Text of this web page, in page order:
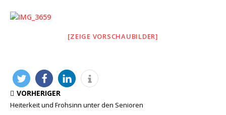
[ZEIGE VORSCHAUBILDER]
VORHERIGER
Heiterkeit und Frohsinn unter den Senioren